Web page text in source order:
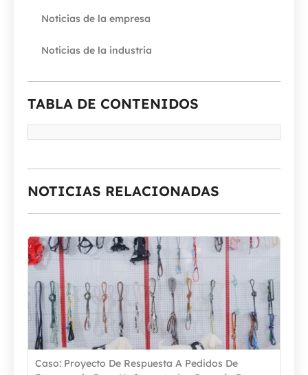
Noticias de la empresa
Noticias de la industria
TABLA DE CONTENIDOS
NOTICIAS RELACIONADAS
Caso: Proyecto De Respuesta A Pedidos De